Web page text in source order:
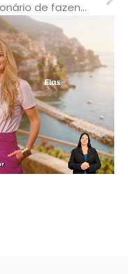
funcionário de fazenda é flagrado estuprando cadela